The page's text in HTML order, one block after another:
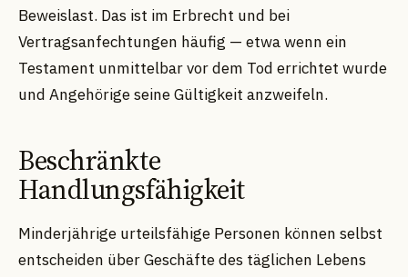
Beweislast. Das ist im Erbrecht und bei
Vertragsanfechtungen häufig — etwa wenn ein
Testament unmittelbar vor dem Tod errichtet wurde
und Angehörige seine Gültigkeit anzweifeln.
Beschränkte
Handlungsfähigkeit
Minderjährige urteilsfähige Personen können selbst
entscheiden über Geschäfte des täglichen Lebens